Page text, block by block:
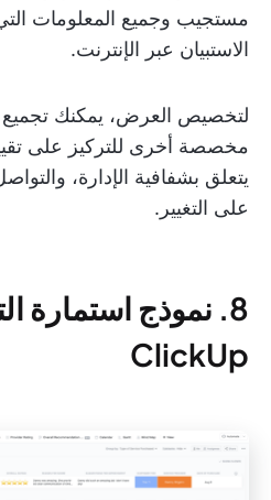
مستجيب وجميع المعلومات
الاستبيان عبر الإنترنت.
لتخصيص العرض، يمكنك تجميع
مخصصة أخرى للتركيز على
يتعلق بشفافية الإدارة،
على التغيير.
8. نموذج استمارة
ClickUp